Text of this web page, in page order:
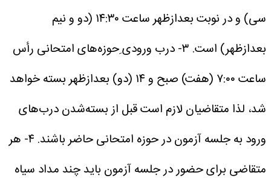
سی) و در نوبت بعدازظهر ساعت ۱۴:۳۰ (دو و نیم
بعدازظهر) است. ۳- درب ورودی ِحوزه‌های امتحانی رأس‌
ساعت‌ ۷:۰۰ (هفت) صبح و ۱۴ (دو) بعدازظهر بسته خواهد
شد، لذا متقاضیان لازم است قبل از بسته‌شدن درب‌های
ورود به جلسه آزمون در حوزه امتحانی حاضر باشند. ۴- هر
متقاضی برای حضور در جلسه آزمون باید چند مداد سیاه